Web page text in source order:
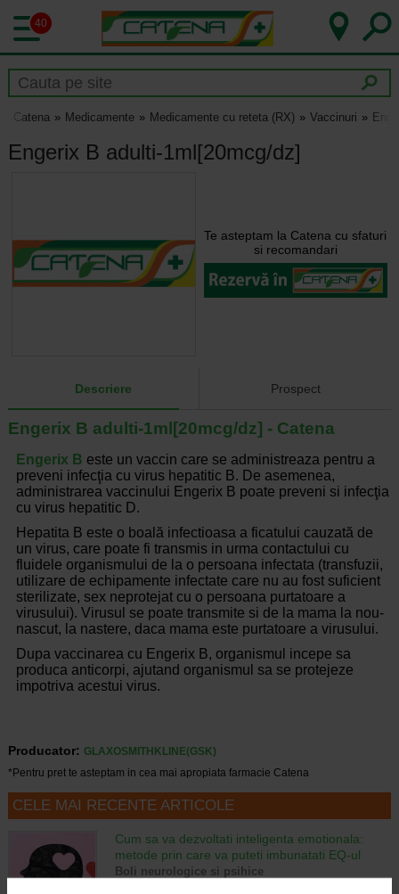
40
Catena Medicamente Medicamente cu reteta (RX) Vaccinuri
Engerix B adulti-1ml[20mcg/dz]
Te asteptam la Catena cu sfaturi
si recomandari
Descriere Prospect
Engerix B adulti-1ml[20mcg/dz] - Catena
Engerix B este un vaccin care se administreaza pentru a
preveni infecţia cu virus hepatitic B. De asemenea,
administrarea vaccinului Engerix B poate preveni si infecţia
cu virus hepatitic D.
Hepatita B este o boală infectioasa a ficatului cauzată de
un virus, care poate fi transmis in urma contactului cu
fluidele organismului de la o persoana infectata (transfuzii,
utilizare de echipamente infectate care nu au fost suficient
sterilizate, sex neprotejat cu o persoana purtatoare a
virusului). Virusul se poate transmite si de la mama la nou-
nascut, la nastere, daca mama este purtatoare a virusului.
Dupa vaccinarea cu Engerix B, organismul incepe sa
produca anticorpi, ajutand organismul sa se protejeze
impotriva acestui virus.
Producator: GLAXOSMITHKLINE(GSK)
*Pentru pret te asteptam in cea mai apropiata farmacie Catena
CELE MAI RECENTE ARTICOLE
Cum sa va dezvoltati inteligenta emotionala:
metode prin care va puteti imbunatati EQ-ul
Boli neurologice si psihice